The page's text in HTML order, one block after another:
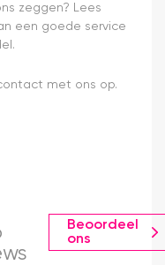
zeggen? Lees
een goede service
met ons op.
Beoordeel
ons